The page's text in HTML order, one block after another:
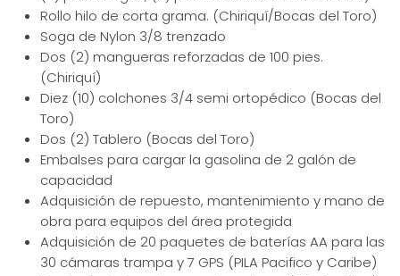
Rollo hilo de corta grama. (Chiriquí/Bocas del Toro)
Soga de Nylon 3/8 trenzado
Dos (2) mangueras reforzadas de 100 pies.
(Chiriquí)
Diez (10) colchones 3/4 semi ortopédico (Bocas del
Toro)
Dos (2) Tablero (Bocas del Toro)
Embalses para cargar la gasolina de 2 galón de
capacidad
Adquisición de repuesto, mantenimiento y mano de
obra para equipos del área protegida
Adquisición de 20 paquetes de baterías AA para las
30 cámaras trampa y 7 GPS (PILA Pacifico y Caribe)